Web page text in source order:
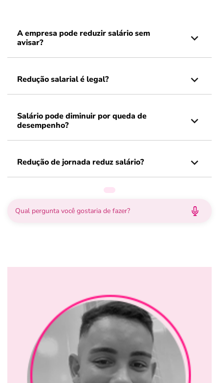
A empresa pode reduzir salário sem
avisar?
Redução salarial é legal?
Salário pode diminuir por queda de
desempenho?
Redução de jornada reduz salário?